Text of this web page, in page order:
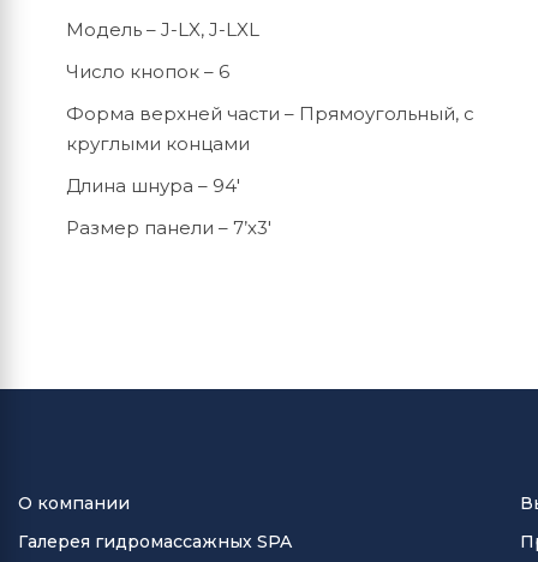
Модель – J-LX, J-LXL
Число кнопок – 6
Форма верхней части – Прямоугольный, с
круглыми концами
Длина шнура – 94′
Размер панели – 7’х3′
О компании
Галерея гидромассажных SPA